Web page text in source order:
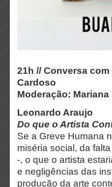
21h // Conversa
Cardoso
Moderação: Mariana
Leonardo Araujo
Do que o Artista
Se a Greve Humana
miséria social, da
-, o que o artista
e negligências das
produção da arte